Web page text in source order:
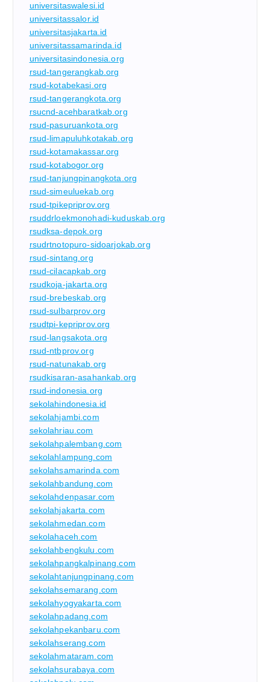
universitaswalesi.id
universitassalor.id
universitasjakarta.id
universitassamarinda.id
universitasindonesia.org
rsud-tangerangkab.org
rsud-kotabekasi.org
rsud-tangerangkota.org
rsucnd-acehbaratkab.org
rsud-pasuruankota.org
rsud-limapuluhkotakab.org
rsud-kotamakassar.org
rsud-kotabogor.org
rsud-tanjungpinangkota.org
rsud-simeuluekab.org
rsud-tpikepriprov.org
rsuddrloekmonohadi-kuduskab.org
rsudksa-depok.org
rsudrtnotopuro-sidoarjokab.org
rsud-sintang.org
rsud-cilacapkab.org
rsudkoja-jakarta.org
rsud-brebeskab.org
rsud-sulbarprov.org
rsudtpi-kepriprov.org
rsud-langsakota.org
rsud-ntbprov.org
rsud-natunakab.org
rsudkisaran-asahankab.org
rsud-indonesia.org
sekolahindonesia.id
sekolahjambi.com
sekolahriau.com
sekolahpalembang.com
sekolahlampung.com
sekolahsamarinda.com
sekolahbandung.com
sekolahdenpasar.com
sekolahjakarta.com
sekolahmedan.com
sekolahaceh.com
sekolahbengkulu.com
sekolahpangkalpinang.com
sekolahtanjungpinang.com
sekolahsemarang.com
sekolahyogyakarta.com
sekolahpadang.com
sekolahpekanbaru.com
sekolahserang.com
sekolahmataram.com
sekolahsurabaya.com